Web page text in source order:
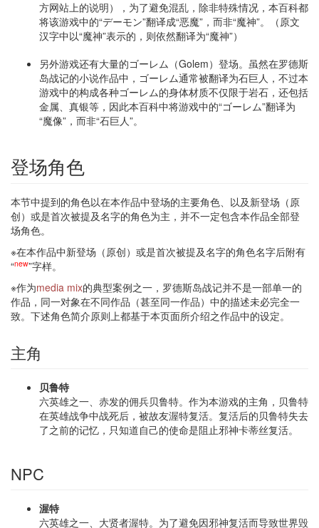
方网站上的说明），为了避免混乱，除非特殊情况，本百科都
将该游戏中的“デーモン”翻译成“恶魔”，而非“魔神”。（原文
汉字中以“魔神”表示的，则依然翻译为“魔神”）
另外游戏还有大量的ゴーレム（Golem）登场。虽然在罗德斯
岛战记的小说作品中，ゴーレム通常被翻译为石巨人，不过本
游戏中的构成各种ゴーレム的身体材质不仅限于岩石，还包括
金属、真银等，因此本百科中将游戏中的“ゴーレム”翻译为
“魔像”，而非“石巨人”。
登场角色
本节中提到的角色以在本作品中登场的主要角色、以及新登场（原
创）或是首次被提及名字的角色为主，并不一定包含本作品全部登
场角色。
※在本作品中新登场（原创）或是首次被提及名字的角色名字后附有
“new”字样。
※作为media mix的典型案例之一，罗德斯岛战记并不是一部单一的
作品，同一对象在不同作品（甚至同一作品）中的描述未必完全一
致。下述角色简介原则上都基于本页面所介绍之作品中的设定。
主角
贝鲁特
六英雄之一、赤发的佣兵贝鲁特。作为本游戏的主角，贝鲁特
在英雄战争中战死后，被故友渥特复活。复活后的贝鲁特失去
了之前的记忆，只知道自己的使命是阻止邪神卡蒂丝复活。
NPC
渥特
六英雄之一、大贤者渥特。为了避免因邪神复活而导致世界毁